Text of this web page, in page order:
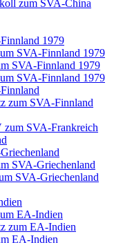
zum SVA-China
1979
SVA-Finnland 1979
SVA-Finnland 1979
SVA-Finnland 1979
zum SVA-Finnland
zum SVA-Frankreich
SVA-Griechenland
SVA-Griechenland
EA-Indien
zum EA-Indien
EA-Indien